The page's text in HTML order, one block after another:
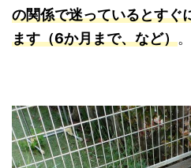
の関係で迷っているとすぐ
ます（6か月まで、など）。